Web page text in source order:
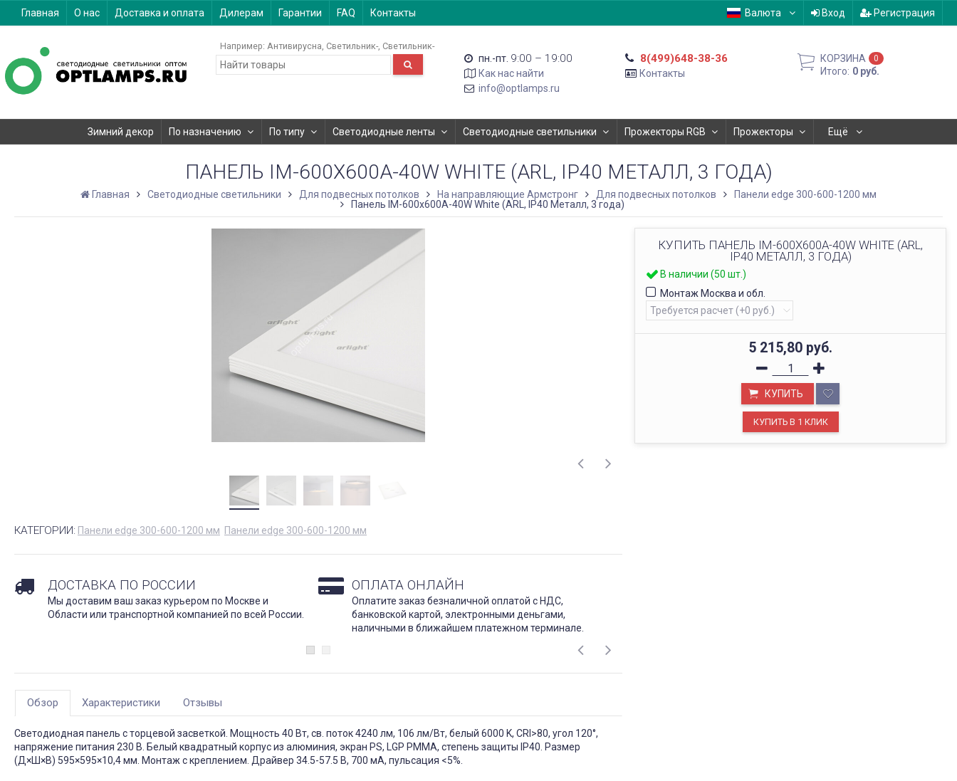
Главная О нас Доставка и оплата Дилерам Гарантии FAQ Контакты Валюта Вход Регистрация
Например: Антивирусна Светильник- Светильник-
пн.-пт. 9:00 – 19:00
Как нас найти
info@optlamps.ru
8(499)648-38-36
Контакты
КОРЗИНА 0
Итого: 0 руб.
Зимний декор По назначению По типу Светодиодные ленты Светодиодные светильники Прожекторы RGB Прожекторы Ещё
ПАНЕЛЬ IM-600X600A-40W WHITE (ARL, IP40 МЕТАЛЛ, 3 ГОДА)
Главная Светодиодные светильники Для подвесных потолков На направляющие Армстронг Для подвесных потолков
Панели edge 300-600-1200 мм
Панель IM-600x600A-40W White (ARL, IP40 Металл, 3 года)
КУПИТЬ ПАНЕЛЬ IM-600X600A-40W WHITE (ARL,
IP40 МЕТАЛЛ, 3 ГОДА)
В наличии (50 шт.)
Монтаж Москва и обл.
5 215,80 руб.
КУПИТЬ
КАТЕГОРИИ: Панели edge 300-600-1200 мм Панели edge 300-600-1200 мм
ДОСТАВКА ПО РОССИИ
Мы доставим ваш заказ курьером по Москве и
Области или транспортной компанией по всей России.
ОПЛАТА ОНЛАЙН
Оплатите заказ безналичной оплатой с НДС,
банковской картой, электронными деньгами,
наличными в ближайшем платежном терминале.
Обзор Характеристики Отзывы
Светодиодная панель с торцевой засветкой. Мощность 40 Вт, св. поток 4240 лм, 106 лм/Вт, белый 6000 K, CRI>80, угол 120°,
напряжение питания 230 В. Белый квадратный корпус из алюминия, экран PS, LGP PMMA, степень защиты IP40. Размер
(Д×Ш×В) 595×595×10,4 мм. Монтаж с креплением. Драйвер 34.5-57.5 В, 700 мА, пульсация <5%.